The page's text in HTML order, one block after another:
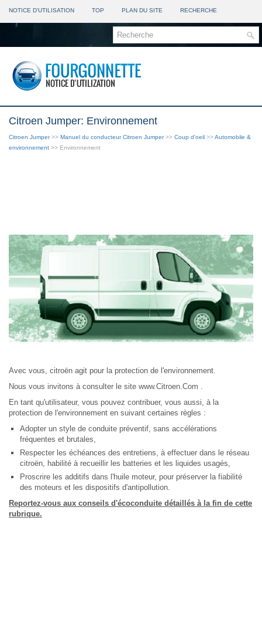
NOTICE D'UTILISATION TOP PLAN DU SITE RECHERCHE
Citroen Jumper: Environnement
Citroen Jumper>> Manuel du conducteur Citroen Jumper>> Coup d'oeil >>Automobile &
environnement >> Environnement
Avec vous, citroën agit pour la protection de l'environnement.
Nous vous invitons à consulter le site www.Citroen.Com .
En tant qu'utilisateur, vous pouvez contribuer, vous aussi, à la
protection de l'environnement en suivant certaines règles :
Adopter un style de conduite préventif, sans accélérations
fréquentes et brutales,
Respecter les échéances des entretiens, à effectuer dans le réseau
citroën, habilité à recueillir les batteries et les liquides usagés,
Proscrire les additifs dans l'huile moteur, pour préserver la fiabilité
des moteurs et les dispositifs d'antipollution.
Reportez-vous aux conseils d'écoconduite détaillés à la fin de cette
rubrique.